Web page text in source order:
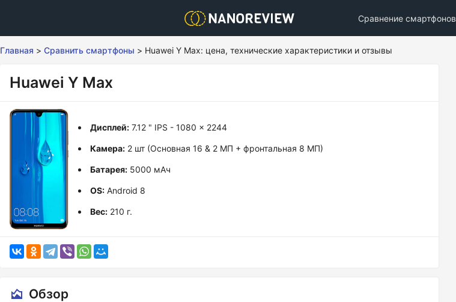
Сравнение смартфонов
Главная > Сравнить смартфоны > Huawei Y Max: цена, технические характеристики и отзывы
Huawei Y Max
Дисплей:7.12 " IPS - 1080 x 2244
Камера:2 шт (Основная 16 & 2 МП + фронтальная 8 МП)
Батарея:5000 мАч
OS:Android 8
Вес:210 г.
Обзор